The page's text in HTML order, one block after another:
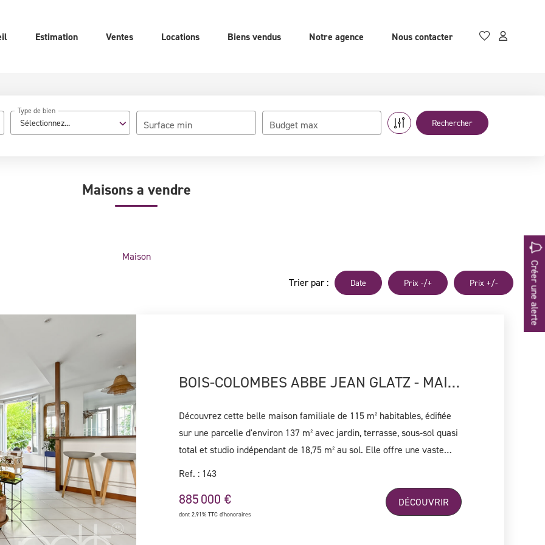
Estimation Ventes Locations Biens vendus Notre agence Nous contacter
Sélectionnez...
Type de bien
Surface min Budget max
Maisons a vendre
Maison
Créer une alerte
Trier par : Date Prix -/+ Prix +/-
BOIS-COLOMBES ABBE JEAN GLATZ - MAISON 4 CHAMBRES
Découvrez cette belle maison familiale de 115 m² habitables, édifiée
sur une parcelle d'environ 137 m² avec jardin, terrasse, sous-sol quasi
total et studio indépendant de 18,75 m² au sol. Elle offre une vaste
avec douche et baignoire et 2 WC. Le sous-sol quasi total comprend
une buanderie, une chaufferie et des espaces de stockage. Un studio
Ref. : 143
885 000 €
dont 2.91% TTC d'honoraires
DÉCOUVRIR